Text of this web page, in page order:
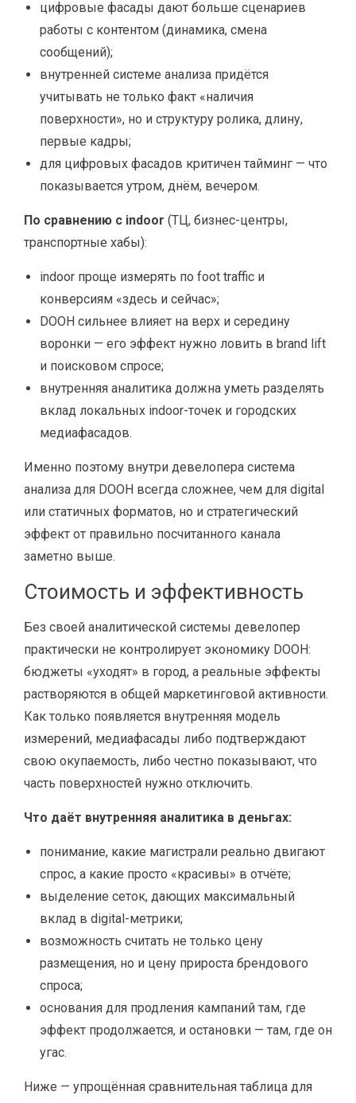
цифровые фасады дают больше сценариев
работы с контентом (динамика, смена
сообщений);
внутренней системе анализа придётся
учитывать не только факт «наличия
поверхности», но и структуру ролика, длину,
первые кадры;
для цифровых фасадов критичен тайминг — что
показывается утром, днём, вечером.
По сравнению с indoor (ТЦ, бизнес-центры,
транспортные хабы):
indoor проще измерять по foot traffic и
конверсиям «здесь и сейчас»;
DOOH сильнее влияет на верх и середину
воронки — его эффект нужно ловить в brand lift
и поисковом спросе;
внутренняя аналитика должна уметь разделять
вклад локальных indoor-точек и городских
медиафасадов.
Именно поэтому внутри девелопера система
анализа для DOOH всегда сложнее, чем для digital
или статичных форматов, но и стратегический
эффект от правильно посчитанного канала
заметно выше.
Стоимость и эффективность
Без своей аналитической системы девелопер
практически не контролирует экономику DOOH:
бюджеты «уходят» в город, а реальные эффекты
растворяются в общей маркетинговой активности.
Как только появляется внутренняя модель
измерений, медиафасады либо подтверждают
свою окупаемость, либо честно показывают, что
часть поверхностей нужно отключить.
Что даёт внутренняя аналитика в деньгах:
понимание, какие магистрали реально двигают
спрос, а какие просто «красивы» в отчёте;
выделение сеток, дающих максимальный
вклад в digital-метрики;
возможность считать не только цену
размещения, но и цену прироста брендового
спроса;
основания для продления кампаний там, где
эффект продолжается, и остановки — там, где он
угас.
Ниже — упрощённая сравнительная таблица для